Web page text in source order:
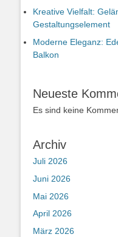
Kreative Vielfalt:
Gestaltungselement
Moderne Eleganz:
Balkon
Neueste
Es sind keine
Archiv
Juli 2026
Juni 2026
Mai 2026
April 2026
März 2026